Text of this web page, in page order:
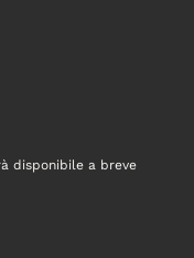
disponibile a breve